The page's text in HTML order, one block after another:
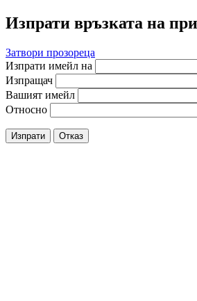
Изпрати връзката на
Затвори прозореца
Изпрати имейл на
Изпращач
Вашият имейл
Относно
Изпрати Отказ